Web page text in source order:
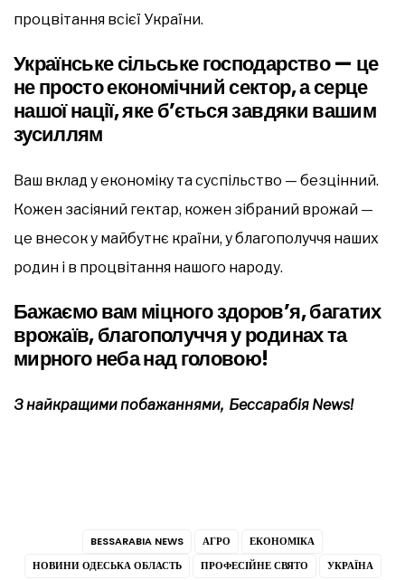
процвітання всієї України.
Українське сільське господарство — це
не просто економічний сектор, а серце
нашої нації, яке б’ється завдяки вашим
зусиллям
Ваш вклад у економіку та суспільство — безцінний.
Кожен засіяний гектар, кожен зібраний врожай —
це внесок у майбутнє країни, у благополуччя наших
родин і в процвітання нашого народу.
Бажаємо вам міцного здоров’я, багатих
врожаїв, благополуччя у родинах та
мирного неба над головою!
З найкращими побажаннями, Бессарабія News!
BESSARABIA NEWS АГРО
ЕКОНОМІКА
НОВИНИ ОДЕСЬКА ОБЛАСТЬ
ПРОФЕСІЙНЕ СВЯТО УКРАЇНА